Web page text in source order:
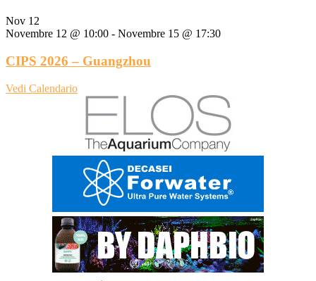
Nov 12
Novembre 12 @ 10:00 - Novembre 15 @ 17:30
CIPS 2026 – Guangzhou
Vedi Calendario